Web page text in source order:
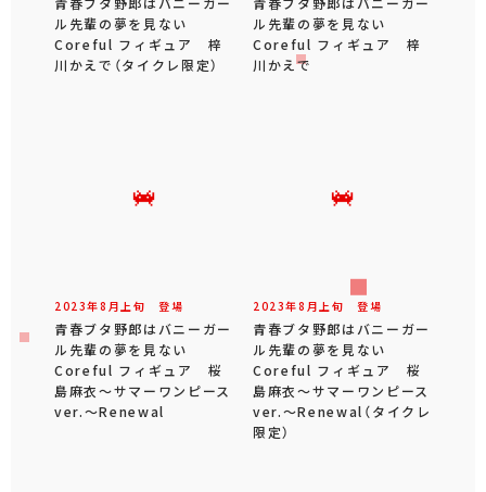
ル先輩の夢を見ない
Coreful フィギュア 梓
川かえで（タイクレ限定）
ル先輩の夢を見ない
Coreful フィギュア 梓
川かえで
2023年8 月 上旬 登場
青春ブタ野郎はバニーガー
ル先輩の夢を見ない
Coreful フィギュア 桜
島麻衣～サマーワンピース
ver.～Renewal
2023年8 月 上旬 登場
青春ブタ野郎はバニーガー
ル先輩の夢を見ない
Coreful フィギュア 桜
島麻衣～サマーワンピース
ver.～Renewal（タイクレ
限定）